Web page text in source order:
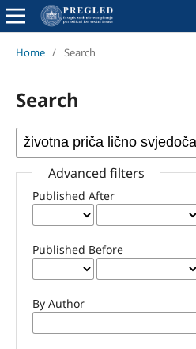
Home / Search
Search
Advanced filters
Published After
Published Before
By Author